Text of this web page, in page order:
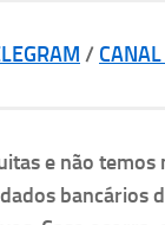
/
e não
bancários